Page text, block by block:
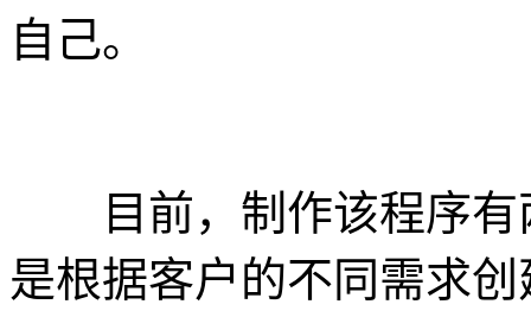
自己。
目前，制作该程序有
是根据客户的不同需求